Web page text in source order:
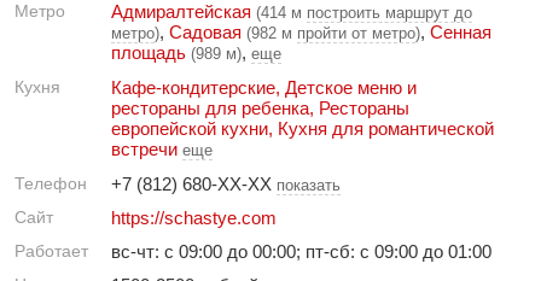
Метро Адмиралтейская (414 м построить маршрут до
метро), Садовая (982 м пройти от метро), Сенная
площадь (989 м), еще
Кухня Кафе-кондитерские, Детское меню и
рестораны для ребенка, Рестораны
европейской кухни, Кухня для романтической
встречи еще
Телефон +7 (812) 680-XX-XX показать
Сайт https://schastye.com
Работает вс-чт: с 09:00 до 00:00; пт-сб: с 09:00 до 01:00